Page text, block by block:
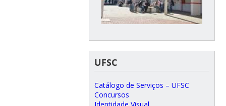
UFSC
Catálogo de Serviços – UFSC
Concursos